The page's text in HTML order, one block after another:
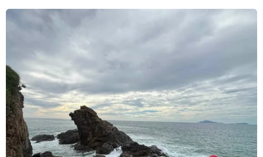
Đại diện chính thức Bộ Quốc phòng Nga, Thiếu tướng Igor
Konashenkov. (Nguồn: AP)
Sputnik đưa tin, ngày 12/11, đại diện chính thức
Bộ Quốc phòng Nga, Thiếu tướng Igor
Konashenkov cho biết Bộ này sẵn sàng xem xét